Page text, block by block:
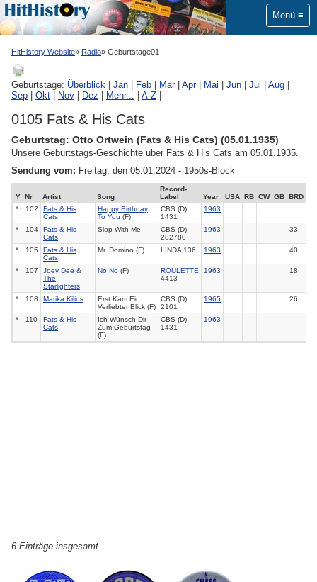
Menü
HitHistory Website Radio Geburtstage01
Geburtstage: Überblick Jan Feb Mar| Apr| Mai Jun Jul Aug
Sep
Okt Nov Dez Mehr... A-Z
0105 Fats & His Cats
Geburtstag: Otto Ortwein (Fats & His Cats) (05.01.1935)
Unsere Geburtstags-Geschichte über Fats & His Cats am 05.01.1935.
Sendung vom: Freitag, den 05.01.2024 - 1950s-Block
Y Nr Artist Song
Record-
Label
Year USA RB CW GB
BRD
*
102
Fats & His
Cats
Happy Birthday
To You (F)
CBS (D)
1431
1963
* 104
Fats & His
Cats
Slop With Me
CBS (D)
282780
1963 33
* 105
Fats & His
Cats
Mr. Domino (F) LINDA 136 1963 40
* 107
Joey Dee &
The
Starlighters
No No (F)
ROULETTE
4413
1963 18
* 108 Marika Kilius
Erst Kam Ein
Verliebter Blick (F)
CBS (D)
2101
1965 26
* 110
Fats & His
Cats
Ich Wünsch Dir
Zum Geburtstag
(F)
CBS (D)
1431
1963
6 Einträge insgesamt